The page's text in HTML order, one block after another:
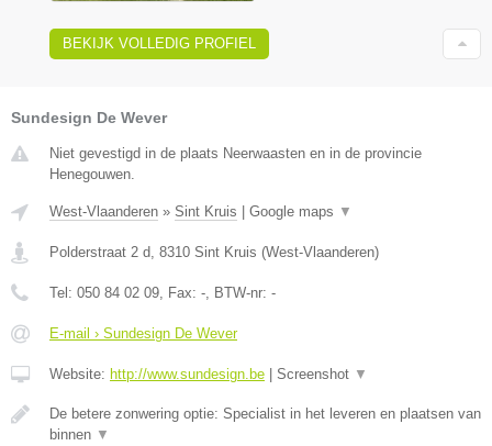
BEKIJK VOLLEDIG PROFIEL
Sundesign De Wever
Niet gevestigd in de plaats Neerwaasten en in de provincie
Henegouwen.
West-Vlaanderen » Sint Kruis Google maps ▼
Polderstraat 2 d, 8310 Sint Kruis (West-Vlaanderen)
Tel: 050 84 02 09, Fax: -, BTW-nr: -
E-mail › Sundesign De Wever
Website: http://www.sundesign.be Screenshot ▼
De betere zonwering optie: Specialist in het leveren en plaatsen van
binnen ▼